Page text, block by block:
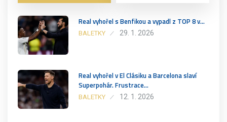
Real vyhořel s Benfikou a vypadl z TOP 8 v…
BALETKY 29. 1. 2026
Real vyhořel v El Clásiku a Barcelona slaví
Superpohár. Frustrace…
BALETKY 12. 1. 2026